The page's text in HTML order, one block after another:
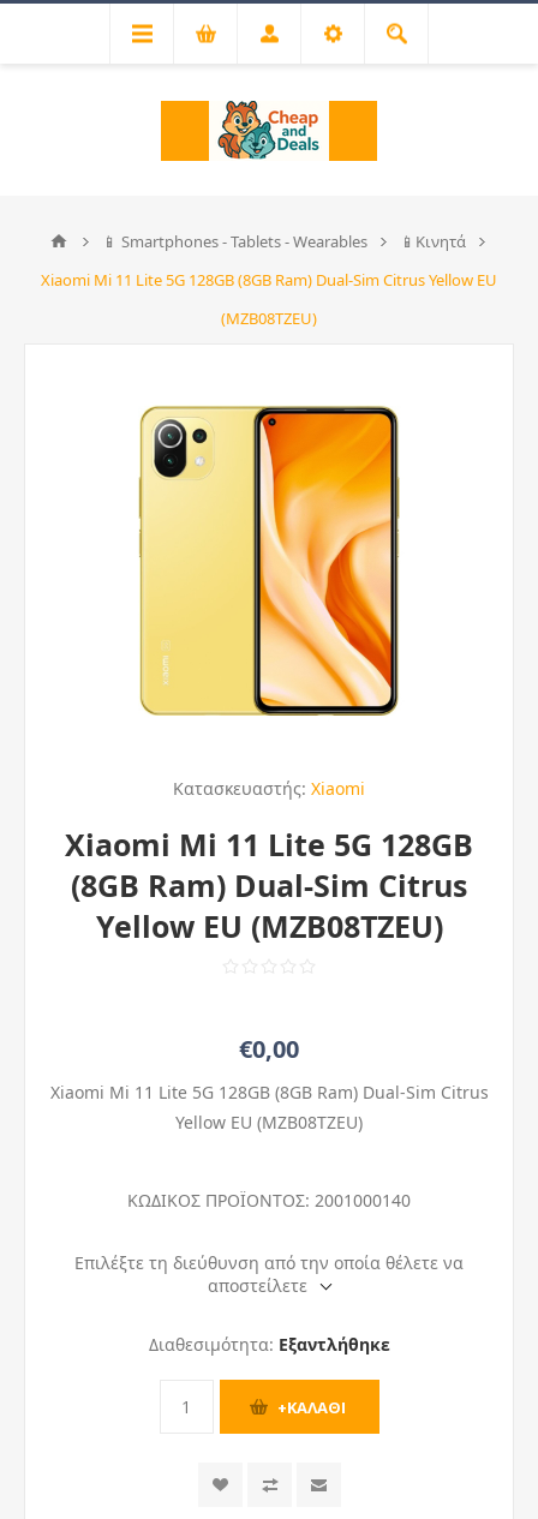
📱 Smartphones - Tablets - Wearables
📱Κινητά
Xiaomi Mi 11 Lite 5G 128GB (8GB Ram) Dual-Sim Citrus Yellow EU
(MZB08TZEU)
Κατασκευαστής: Xiaomi
Xiaomi Mi 11 Lite 5G 128GB
(8GB Ram) Dual-Sim Citrus
Yellow EU (MZB08TZEU)
€0,00
Xiaomi Mi 11 Lite 5G 128GB (8GB Ram) Dual-Sim Citrus
Yellow EU (MZB08TZEU)
ΚΩΔΙΚΟΣ ΠΡΟΪΟΝΤΟΣ: 2001000140
Επιλέξτε τη διεύθυνση από την οποία θέλετε να
αποστείλετε
Διαθεσιμότητα: Εξαντλήθηκε